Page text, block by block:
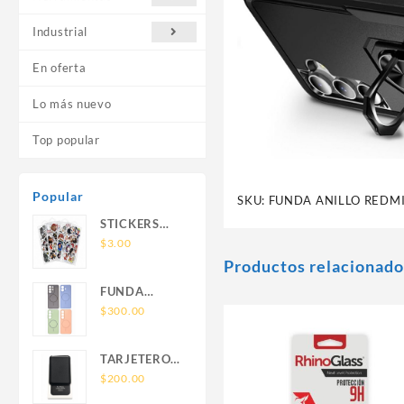
Industrial
En oferta
Lo más nuevo
Top popular
Popular
STICKERS
UNIVERSALES
$3.00
FUNDA
NOVA SAM
SIN SOPORTE
MAGNETICO
$300.00
TARJETERO
SIN SOPORTE
$200.00
SKU: FUNDA ANILLO
Productos